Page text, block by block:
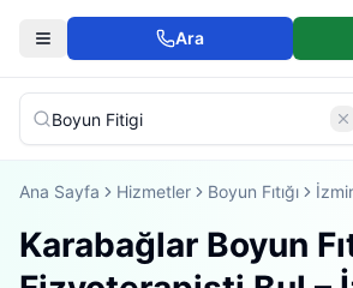
Ara
Ana Sayfa Hizmetler Boyun Fıtığı İzmir
Karabağlar Boyun